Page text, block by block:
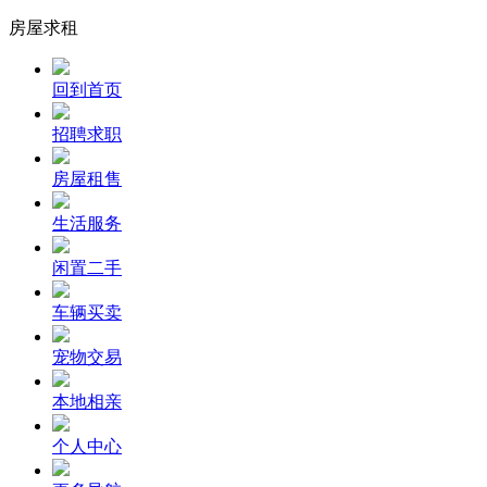
房屋求租
回到首页
招聘求职
房屋租售
生活服务
闲置二手
车辆买卖
宠物交易
本地相亲
个人中心